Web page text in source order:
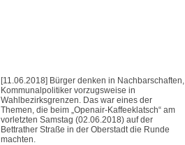
[11.06.2018] Bürger denken in Nachbarschaften,
Kommunalpolitiker vorzugsweise in
Wahlbezirksgrenzen. Das war eines der
Themen, die beim „Openair-Kaffeeklatsch“ am
vorletzten Samstag (02.06.2018) auf der
Bettrather Straße in der Oberstadt die Runde
machten.